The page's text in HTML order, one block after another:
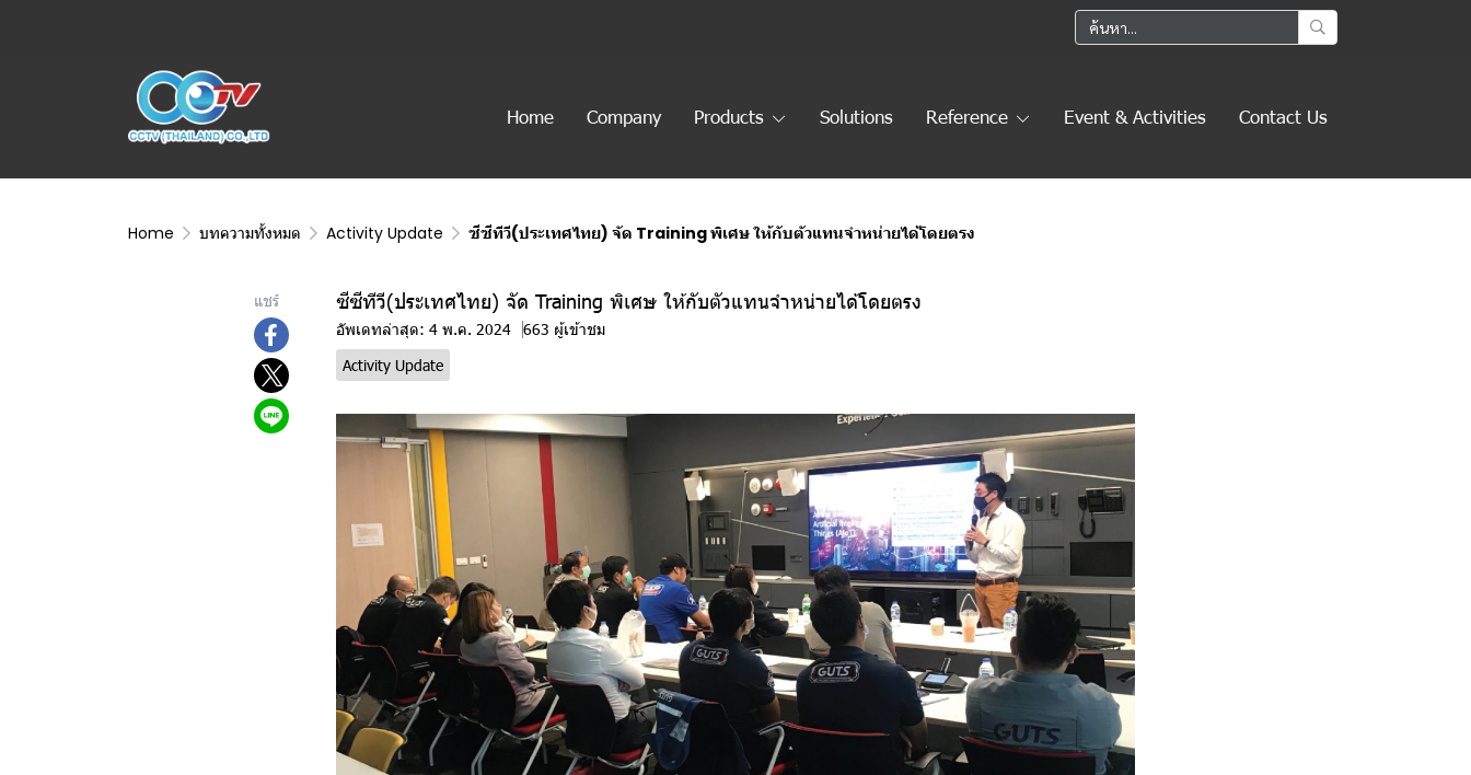
Home Company Products Solutions Reference Event & Activities Contact Us
Home บทความทั้งหมด Activity Update ซีซีทีวี(ประเทศไทย) จัด Training พิเศษ ให้กับตัวแทนจำหน่ายได้โดยตรง
แชร์ ซีซีทีวี(ประเทศไทย) จัด Training พิเศษ ให้กับตัวแทนจำหน่ายได้โดยตรง
อัพเดทล่าสุด: 4 พ.ค. 2024 663 ผู้เข้าชม
Activity Update